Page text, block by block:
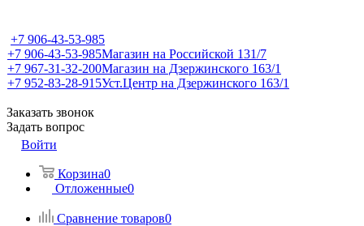
+7 906-43-53-985
+7 906-43-53-985Магазин на Российской 131/7
+7 967-31-32-200Магазин на Дзержинского 163/1
+7 952-83-28-915Уст.Центр на Дзержинского 163/1
Заказать звонок
Задать вопрос
Войти
Корзина0
Отложенные0
Сравнение товаров0